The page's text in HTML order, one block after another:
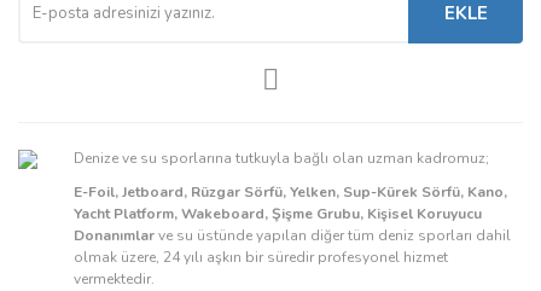
EKLE
Denize ve su sporlarına tutkuyla bağlı olan uzman kadromuz;
E-Foil, Jetboard, Rüzgar Sörfü, Yelken, Sup-Kürek Sörfü, Kano,
Yacht Platform, Wakeboard, Şişme Grubu, Kişisel Koruyucu
Donanımlarve su üstünde yapılan diğer tüm deniz sporları dahil
olmak üzere, 24 yılı aşkın bir süredir profesyonel hizmet
vermektedir.